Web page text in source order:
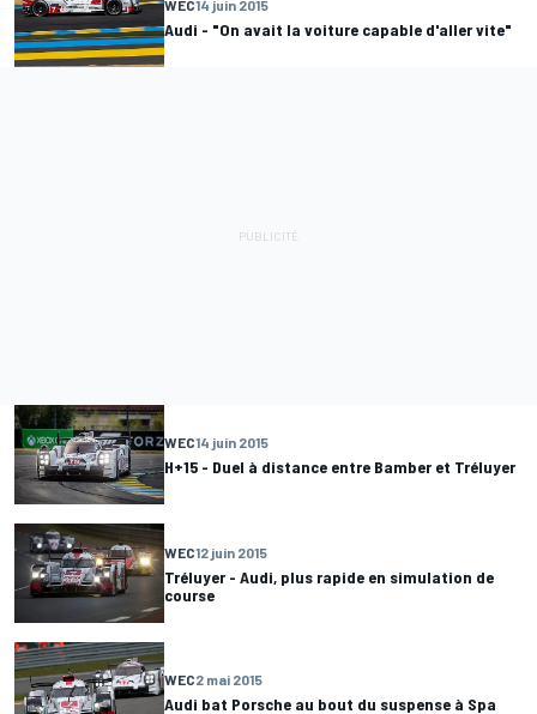
WEC14 juin 2015
Audi - "On avait la voiture capable d'aller vite"
WEC14 juin 2015
H+15 - Duel à distance entre Bamber et Tréluyer
WEC12 juin 2015
Tréluyer - Audi, plus rapide en simulation de
course
WEC2 mai 2015
Audi bat Porsche au bout du suspense à Spa